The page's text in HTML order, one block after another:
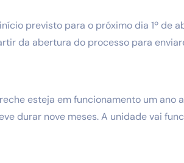
previsto para o próximo dia 1º de
da abertura do processo para
esteja em funcionamento um ano
durar nove meses. A unidade vai